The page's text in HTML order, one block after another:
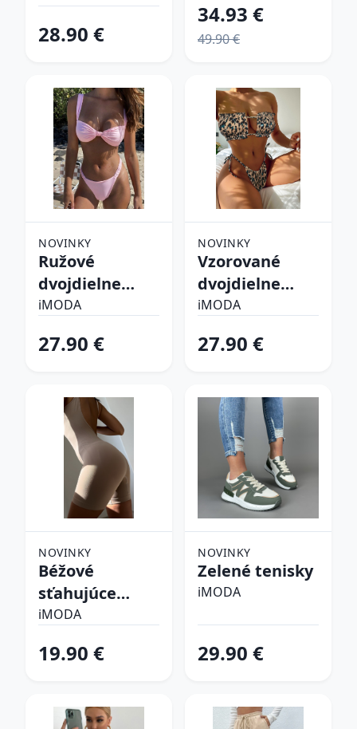
28.90 €
34.93 €
49.90 €
NOVINKY
Ružové
dvojdielne
plavky
iMODA
27.90 €
NOVINKY
Vzorované
dvojdielne
plavky
iMODA
27.90 €
NOVINKY
Béžové
sťahujúce
spodné prádlo
iMODA
19.90 €
NOVINKY
Zelené tenisky
iMODA
29.90 €